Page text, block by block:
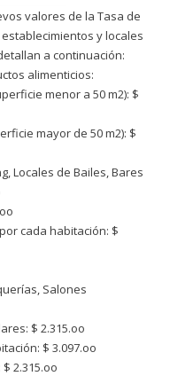
valores de la Tasa de
y locales
a continuación:
alimenticios:
menor a 50 m2): $
mayor de 50 m2): $
Locales de Bailes, Bares
cada habitación: $
Salones
$ 2.315.oo
$ 3.097.oo
2.315.oo